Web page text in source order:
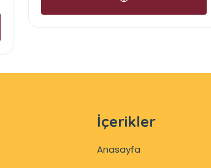
İçerikler
Anasayfa